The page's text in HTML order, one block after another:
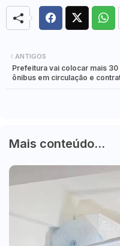
ANTIGOS
Prefeitura vai colocar mais 30
ônibus em circulação e
Mais conteúdo...